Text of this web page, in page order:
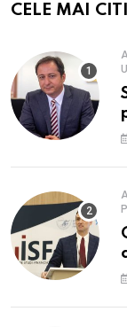
CELE MAI